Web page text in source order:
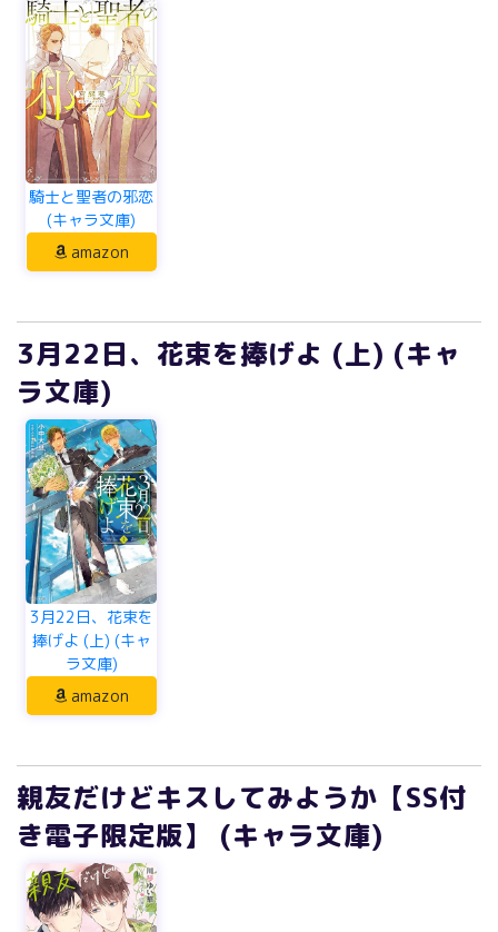
騎士と聖者の邪恋
(キャラ文庫)
amazon
3月22日、花束を捧げよ (上) (キャ
ラ文庫)
3月22日、花束を
捧げよ (上) (キャ
ラ文庫)
amazon
親友だけどキスしてみようか【SS付
き電子限定版】 (キャラ文庫)